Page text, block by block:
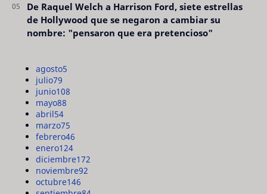
De Raquel Welch a Harrison Ford, siete estrellas
de Hollywood que se negaron a cambiar su
nombre: "pensaron que era pretencioso"
agosto5
julio79
junio108
mayo88
abril54
marzo75
febrero46
enero124
diciembre172
noviembre92
octubre146